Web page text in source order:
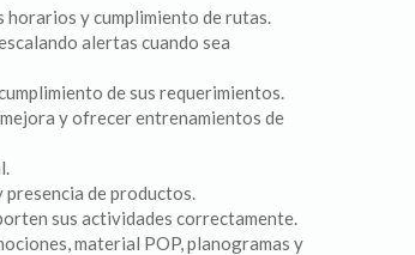
horarios y cumplimiento de rutas.
alertas cuando sea
de sus requerimientos.
y ofrecer entrenamientos de
de productos.
sus actividades correctamente.
material POP, planogramas y